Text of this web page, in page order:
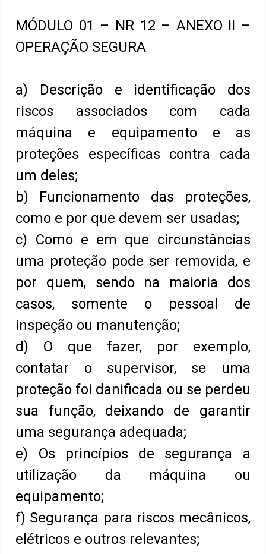
MÓDULO 01 – NR 12 – ANEXO II –
OPERAÇÃO SEGURA
a) Descrição e identificação dos
riscos associados com cada
máquina e equipamento e as
proteções específicas contra cada
um deles;
b) Funcionamento das proteções,
como e por que devem ser usadas;
c) Como e em que circunstâncias
uma proteção pode ser removida, e
por quem, sendo na maioria dos
casos, somente o pessoal de
inspeção ou manutenção;
d) O que fazer, por exemplo,
contatar o supervisor, se uma
proteção foi danificada ou se perdeu
sua função, deixando de garantir
uma segurança adequada;
e) Os princípios de segurança a
utilização da máquina ou
equipamento;
f) Segurança para riscos mecânicos,
elétricos e outros relevantes;